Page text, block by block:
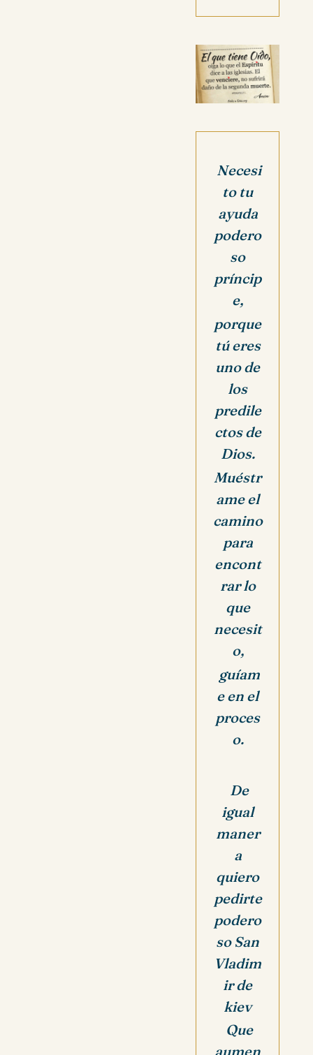
Necesi
to tu
ayuda
podero
so
príncip
e,
porque
tú eres
uno de
los
predile
ctos de
Dios.
Muéstr
ame el
camino
para
encont
rar lo
que
necesit
o,
guíam
e en el
proces
o.
De
igual
maner
a
quiero
pedirte
podero
so San
Vladim
ir de
kiev
Que
aumen